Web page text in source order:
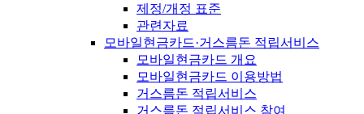
제정/개정 표준
관련자료
모바일현금카드·거스름돈 적립서비스
모바일현금카드 개요
모바일현금카드 이용방법
거스름돈 적립서비스
거스름돈 적립서비스 참여